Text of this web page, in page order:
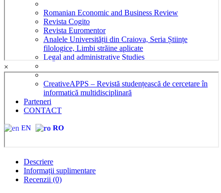
Romanian Economic and Business Review
Revista Cogito
Revista Euromentor
Analele Universității din Craiova, Seria Științe
filologice, Limbi străine aplicate
Legal and administrative Studies
CreativeAPPS – Revistă studențească de cercetare în
informatică multidisciplinară
Parteneri
CONTACT
EN RO
×
Descriere
Informații suplimentare
Recenzii (0)